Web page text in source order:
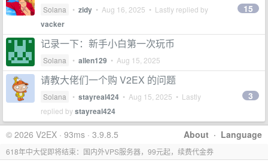
Solana • zidy • Aug 16, 2025 • Lastly replied by
vacker
15
记录一下：新手小白第一次玩币
Solana • allen129 • Aug 15, 2025
请教大佬们一个购 V2EX 的问题
Solana • stayreal424 • Aug 15, 2025 • Lastly
replied bystayreal424
3
About · Language
© 2026 V2EX · 93ms · 3.9.8.5
618年中大促即将结束：国内外VPS服务器，99元起，续费代金券